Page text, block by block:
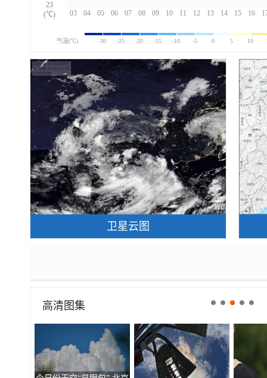
03 04 05 06 07 08 09 10 11 12 13 14 15 16
23
(℃)
气温(℃) -30 -25 -20 -15 -10 -5 0 5 10
卫星云图
高清图集